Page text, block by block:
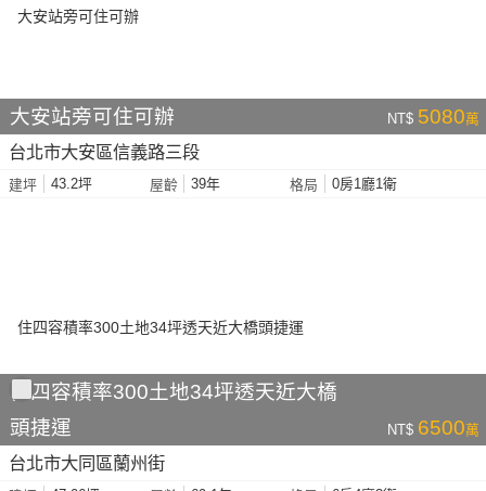
大安站旁可住可辦 NT$ 5080萬
台北市大安區信義路三段
建坪 43.2坪 屋齡 39年 格局 0房1廳1衛
住四容積率300土地34坪透天近大橋
頭捷運
NT$ 6500萬
台北市大同區蘭州街